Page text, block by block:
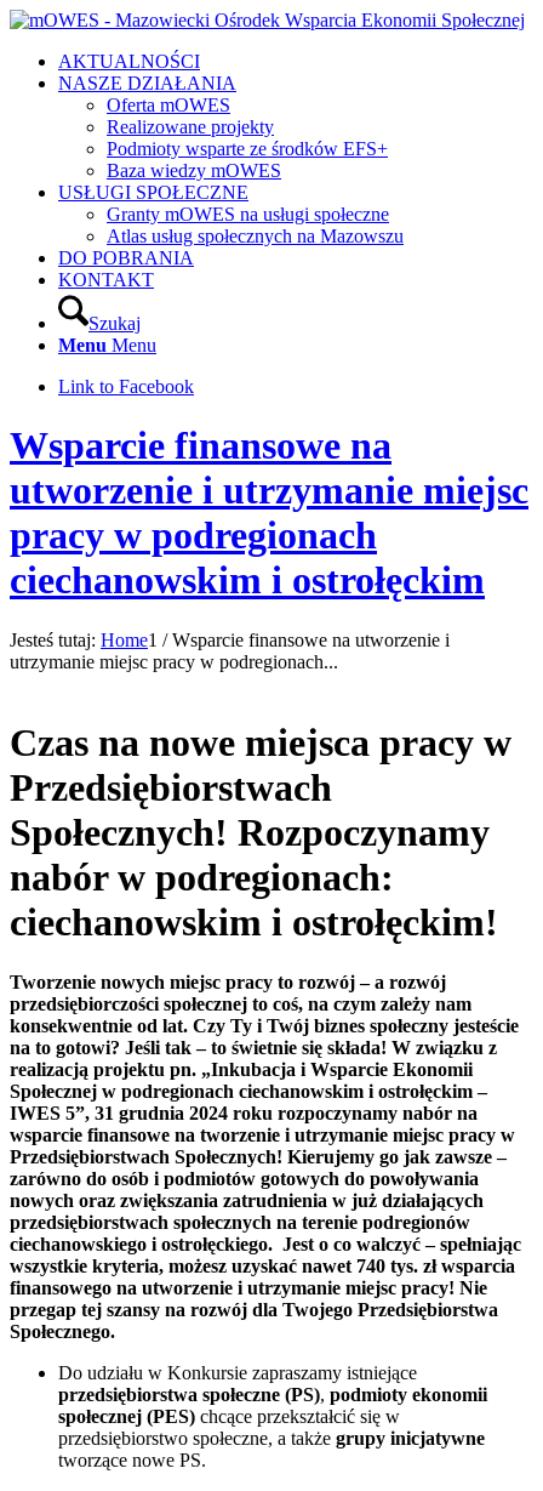
AKTUALNOŚCI
NASZE DZIAŁANIA
Oferta mOWES
Realizowane projekty
Podmioty wsparte ze środków EFS+
Baza wiedzy mOWES
USŁUGI SPOŁECZNE
Granty mOWES na usługi społeczne
Atlas usług społecznych na Mazowszu
DO POBRANIA
KONTAKT
Szukaj
Menu Menu
Link to Facebook
Wsparcie finansowe na
utworzenie i utrzymanie miejsc
pracy w podregionach
ciechanowskim i ostrołęckim
Jesteś tutaj: Home1 / Wsparcie finansowe na utworzenie i
utrzymanie miejsc pracy w podregionach...
Czas na nowe miejsca pracy w
Przedsiębiorstwach
Społecznych! Rozpoczynamy
nabór w podregionach:
ciechanowskim i ostrołęckim!
Tworzenie nowych miejsc pracy to rozwój – a rozwój
przedsiębiorczości społecznej to coś, na czym zależy nam
konsekwentnie od lat. Czy Ty i Twój biznes społeczny jesteście
na to gotowi? Jeśli tak – to świetnie się składa! W związku z
realizacją projektu pn. „Inkubacja i Wsparcie Ekonomii
Społecznej w podregionach ciechanowskim i ostrołęckim –
IWES 5”, 31 grudnia 2024 roku rozpoczynamy nabór na
wsparcie finansowe na tworzenie i utrzymanie miejsc pracy w
Przedsiębiorstwach Społecznych! Kierujemy go jak zawsze –
zarówno do osób i podmiotów gotowych do powoływania
nowych oraz zwiększania zatrudnienia w już działających
przedsiębiorstwach społecznych na terenie podregionów
ciechanowskiego i ostrołęckiego. Jest o co walczyć – spełniając
wszystkie kryteria, możesz uzyskać nawet 740 tys. zł wsparcia
finansowego na utworzenie i utrzymanie miejsc pracy! Nie
przegap tej szansy na rozwój dla Twojego Przedsiębiorstwa
Społecznego.
Do udziału w Konkursie zapraszamy istniejące
przedsiębiorstwa społeczne (PS), podmioty ekonomii
społecznej (PES) chcące przekształcić się w
przedsiębiorstwo społeczne, a także grupy inicjatywne
tworzące nowe PS.